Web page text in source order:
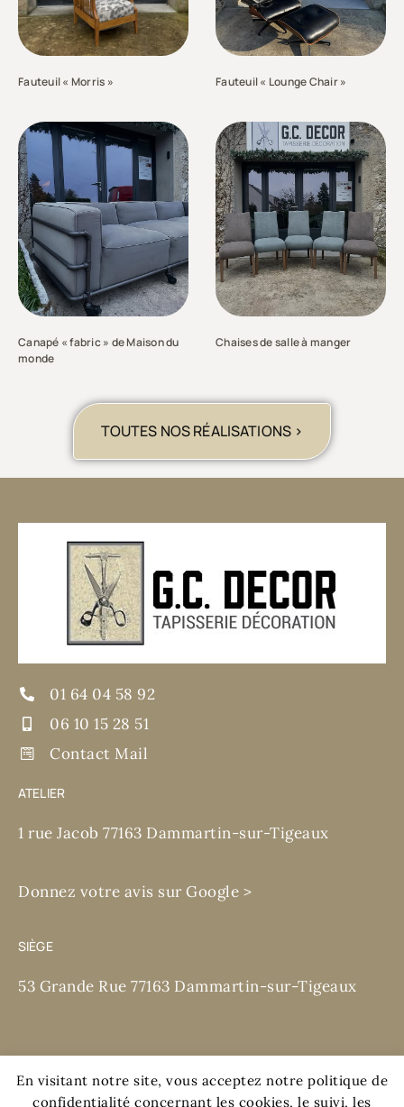
Fauteuil « Morris » Fauteuil « Lounge Chair »
Canapé « fabric » de Maison du
monde
Chaises de salle à manger
TOUTES NOS RÉALISATIONS >
01 64 04 58 92
06 10 15 28 51
Contact Mail
ATELIER
1 rue Jacob 77163 Dammartin-sur-Tigeaux
Donnez votre avis sur Google >
SIÈGE
53 Grande Rue 77163 Dammartin-sur-Tigeaux
En visitant notre site, vous acceptez notre politique de
confidentialité concernant les cookies, le suivi, les